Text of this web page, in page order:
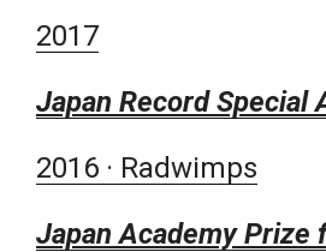
2017
Japan Record Special
2016 · Radwimps
Japan Academy Prize